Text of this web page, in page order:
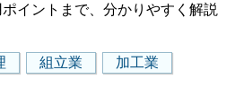
イントまで、分かりやすく解説
組立業
加工業